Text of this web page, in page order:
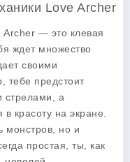
Love Archer
— это клевая
ждет множество
своими
предстоит
стрелами, а
красоту на экране.
монстров, но и
простая, ты, как